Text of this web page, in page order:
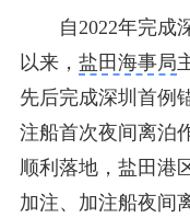
自2022年完成
以来， 盐田海事局
先后完成深圳首例
注船首次夜间离泊
顺利落地，盐田港
加注、加注船夜间